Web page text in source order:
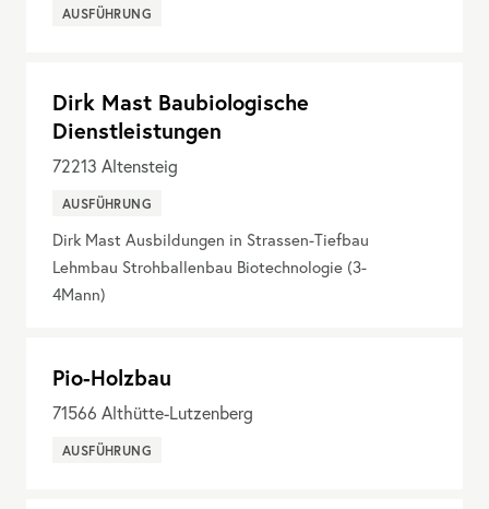
AUSFÜHRUNG
Dirk Mast Baubiologische
Dienstleistungen
72213 Altensteig
AUSFÜHRUNG
Dirk Mast Ausbildungen in Strassen-Tiefbau
Lehmbau Strohballenbau Biotechnologie (3-
4Mann)
Pio-Holzbau
71566 Althütte-Lutzenberg
AUSFÜHRUNG